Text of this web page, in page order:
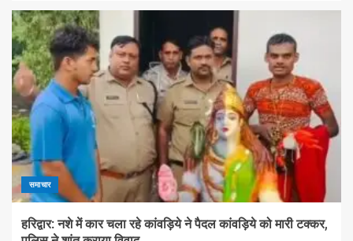
समाचार
हरिद्वार: नशे में कार चला रहे कांवड़िये ने पैदल कांवड़िये को मारी टक्कर,